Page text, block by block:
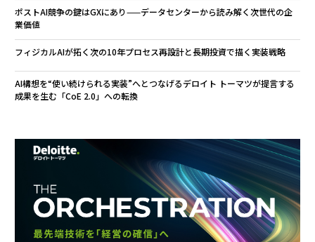
ポストAI競争の鍵はGXにあり——データセンターから読み解く次世代の企
業価値
フィジカルAIが拓く次の10年――プロセス再設計と長期投資で描く実装戦略
AI構想を“使い続けられる実装”へとつなげる――デロイト トーマツが提言する
成果を生む「CoE 2.0」への転換